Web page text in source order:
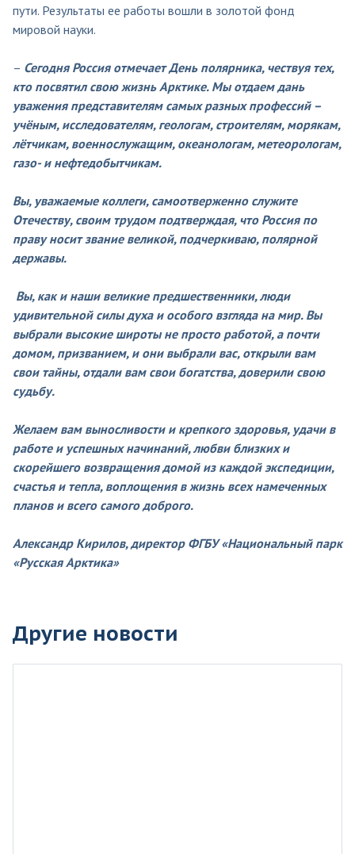
пути. Результаты ее работы вошли в золотой фонд
мировой науки.
– Сегодня Россия отмечает День полярника, чествуя тех,
кто посвятил свою жизнь Арктике. Мы отдаем дань
уважения представителям самых разных профессий –
учёным, исследователям, геологам, строителям, морякам,
лётчикам, военнослужащим, океанологам, метеорологам,
газо- и нефтедобытчикам.
Вы, уважаемые коллеги, самоотверженно служите
Отечеству, своим трудом подтверждая, что Россия по
праву носит звание великой, подчеркиваю, полярной
державы.
Вы, как и наши великие предшественники, люди
удивительной силы духа и особого взгляда на мир. Вы
выбрали высокие широты не просто работой, а почти
домом, призванием, и они выбрали вас, открыли вам
свои тайны, отдали вам свои богатства, доверили свою
судьбу.
Желаем вам выносливости и крепкого здоровья, удачи в
работе и успешных начинаний, любви близких и
скорейшего возвращения домой из каждой экспедиции,
счастья и тепла, воплощения в жизнь всех намеченных
планов и всего самого доброго.
Александр Кирилов, директор ФГБУ «Национальный парк
«Русская Арктика»
Другие новости